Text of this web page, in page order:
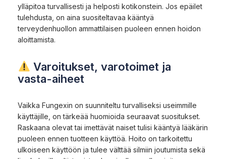
ylläpitoa turvallisesti ja helposti kotikonstein. Jos epäilet
tulehdusta, on aina suositeltavaa kääntyä
terveydenhuollon ammattilaisen puoleen ennen hoidon
aloittamista.
Varoitukset, varotoimet ja
vasta-aiheet
Vaikka Fungexin on suunniteltu turvalliseksi useimmille
käyttäjille, on tärkeää huomioida seuraavat suositukset.
Raskaana olevat tai imettävät naiset tulisi kääntyä lääkärin
puoleen ennen tuotteen käyttöä. Hoito on tarkoitettu
ulkoiseen käyttöön ja tulee välttää silmiin joutumista sekä